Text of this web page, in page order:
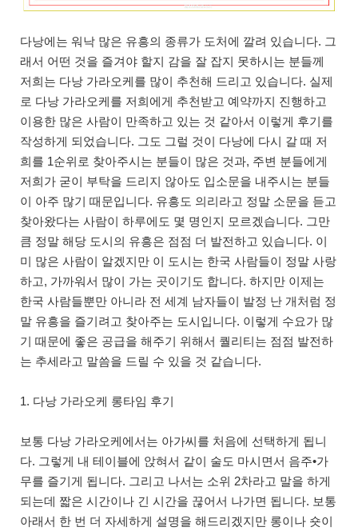
다낭에는 워낙 많은 유흥의 종류가 도처에 깔려 있습니다. 그
래서 어떤 것을 즐겨야 할지 감을 잘 잡지 못하시는 분들께
저희는 다낭 가라오케를 많이 추천해 드리고 있습니다. 실제
로 다낭 가라오케를 저희에게 추천받고 예약까지 진행하고
이용한 많은 사람이 만족하고 있는 것 같아서 이렇게 후기를
작성하게 되었습니다. 그도 그럴 것이 다낭에 다시 갈 때 저
희를 1순위로 찾아주시는 분들이 많은 것과, 주변 분들에게
저희가 굳이 부탁을 드리지 않아도 입소문을 내주시는 분들
이 아주 많기 때문입니다. 유흥도 의리라고 정말 소문을 듣고
찾아왔다는 사람이 하루에도 몇 명인지 모르겠습니다. 그만
큼 정말 해당 도시의 유흥은 점점 더 발전하고 있습니다. 이
미 많은 사람이 알겠지만 이 도시는 한국 사람들이 정말 사랑
하고, 가까워서 많이 가는 곳이기도 합니다. 하지만 이제는
한국 사람들뿐만 아니라 전 세계 남자들이 발정 난 개처럼 정
말 유흥을 즐기려고 찾아주는 도시입니다. 이렇게 수요가 많
기 때문에 좋은 공급을 해주기 위해서 퀄리티는 점점 발전하
는 추세라고 말씀을 드릴 수 있을 것 같습니다.
1. 다낭 가라오케 롱타임 후기
보통 다낭 가라오케에서는 아가씨를 처음에 선택하게 됩니
다. 그렇게 내 테이블에 앉혀서 같이 술도 마시면서 음주•가
무를 즐기게 됩니다. 그리고 나서는 소위 2차라고 말을 하게
되는데 짧은 시간이나 긴 시간을 끊어서 나가면 됩니다. 보통
아래서 한 번 더 자세하게 설명을 해드리겠지만 롱이나 숏이